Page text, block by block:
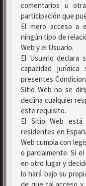
comentarios u
participación que
El mero acceso a
ningún tipo de
Web y el Usuario.
El Usuario declara
capacidad
presentes
Sitio Web no se
declina cualquier
este requisito.
El Sitio Web está
residentes en
Web cumpla con
o parcialmente. Si
en otro lugar y
lo hará bajo su